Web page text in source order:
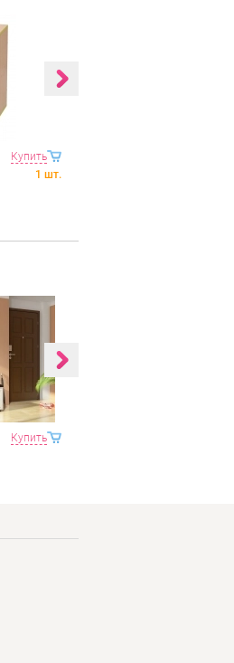
Купить
1 шт.
Купить